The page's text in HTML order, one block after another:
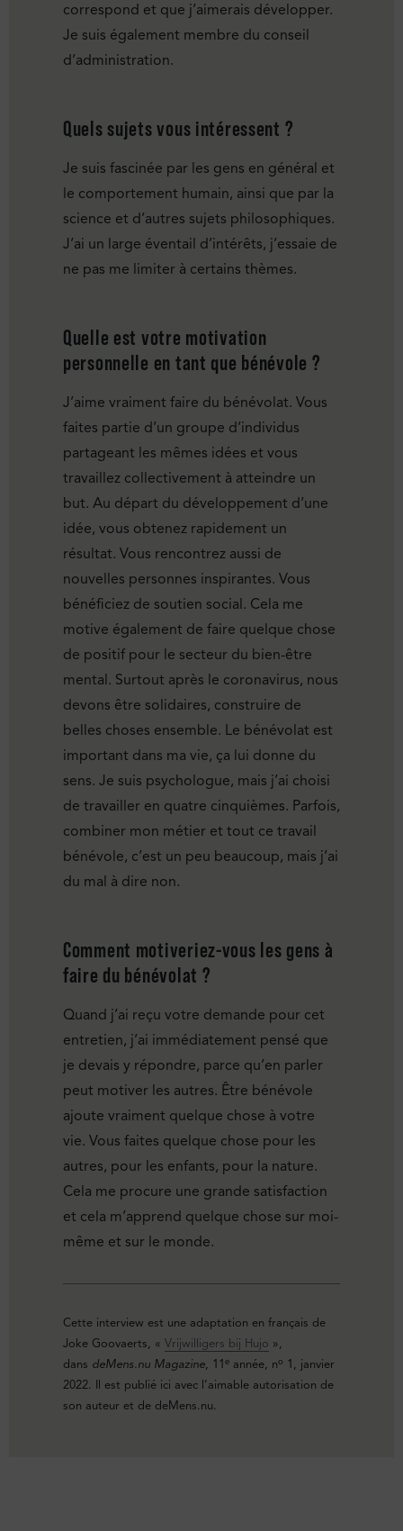
correspond et que j’aimerais développer.
Je suis également membre du conseil
d’administration.
Quels sujets vous intéressent ?
Je suis fascinée par les gens en général et
le comportement humain, ainsi que par la
science et d’autres sujets philosophiques.
J’ai un large éventail d’intérêts, j’essaie de
ne pas me limiter à certains thèmes.
Quelle est votre motivation
personnelle en tant que bénévole ?
J’aime vraiment faire du bénévolat. Vous
faites partie d’un groupe d’individus
partageant les mêmes idées et vous
travaillez collectivement à atteindre un
but. Au départ du développement d’une
idée, vous obtenez rapidement un
résultat. Vous rencontrez aussi de
nouvelles personnes inspirantes. Vous
bénéficiez de soutien social. Cela me
motive également de faire quelque chose
de positif pour le secteur du bien-être
mental. Surtout après le coronavirus, nous
devons être solidaires, construire de
belles choses ensemble. Le bénévolat est
important dans ma vie, ça lui donne du
sens. Je suis psychologue, mais j’ai choisi
de travailler en quatre cinquièmes. Parfois,
combiner mon métier et tout ce travail
bénévole, c’est un peu beaucoup, mais j’ai
du mal à dire non.
Comment motiveriez-vous les gens à
faire du bénévolat ?
Quand j’ai reçu votre demande pour cet
entretien, j’ai immédiatement pensé que
je devais y répondre, parce qu’en parler
peut motiver les autres. Être bénévole
ajoute vraiment quelque chose à votre
vie. Vous faites quelque chose pour les
autres, pour les enfants, pour la nature.
Cela me procure une grande satisfaction
et cela m’apprend quelque chose sur moi-
même et sur le monde.
Cette interview est une adaptation en français de
Joke Goovaerts, « Vrijwilligers bij Hujo »,
dans deMens.nu Magazine, 11e année, no 1, janvier
2022. Il est publié ici avec l’aimable autorisation de
son auteur et de deMens.nu.